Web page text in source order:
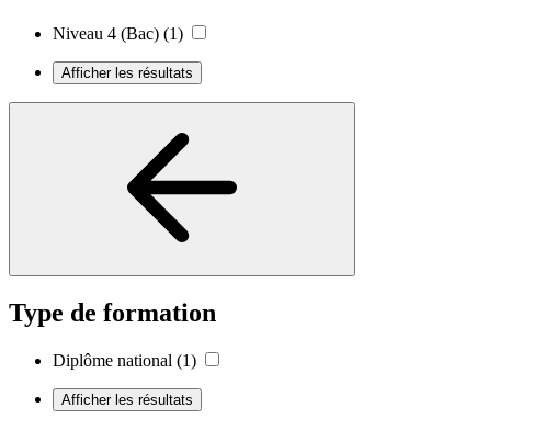
Niveau 4 (Bac) (1)
Afficher les résultats
Type de formation
Diplôme national (1)
Afficher les résultats